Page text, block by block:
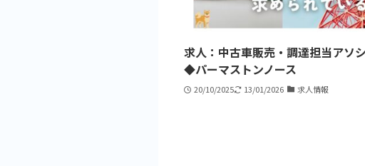
求人：中古車販売・調達担当アソ
◆パーマストンノース
20/10/2025 13/01/2026 求人情報